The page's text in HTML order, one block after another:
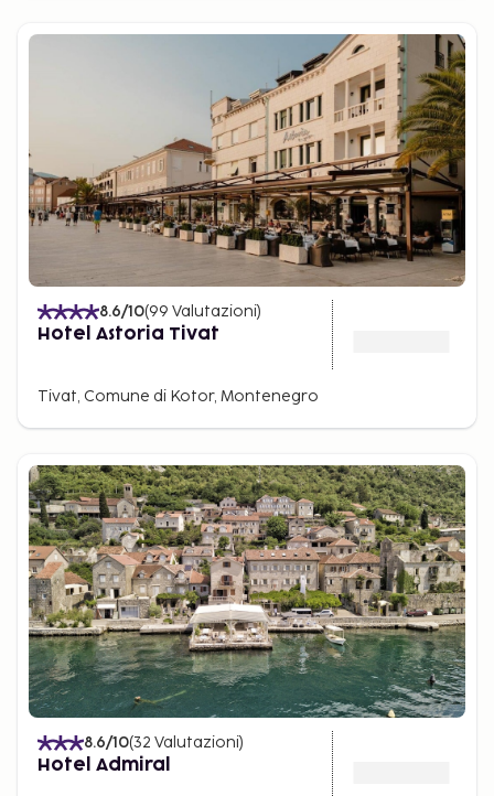
8.6/10(99 Valutazioni)
Hotel Astoria Tivat
Tivat, Comune di Kotor, Montenegro
8.6/10(32 Valutazioni)
Hotel Admiral